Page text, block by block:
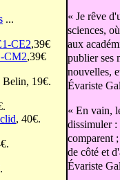
...
CE2,39€
CM2,39€
Belin, 19€.
, 40€.
« Je rêve
sciences,
aux
publier ses
nouvelles,
Évariste
« En vain,
dissimuler
comparent
de côté et
Évariste